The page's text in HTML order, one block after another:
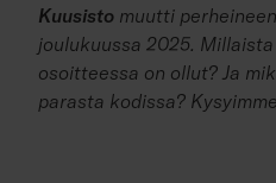
Kuusisto muutti
joulukuussa 2025.
osoitteessa on ollut? Ja
parasta kodissa?